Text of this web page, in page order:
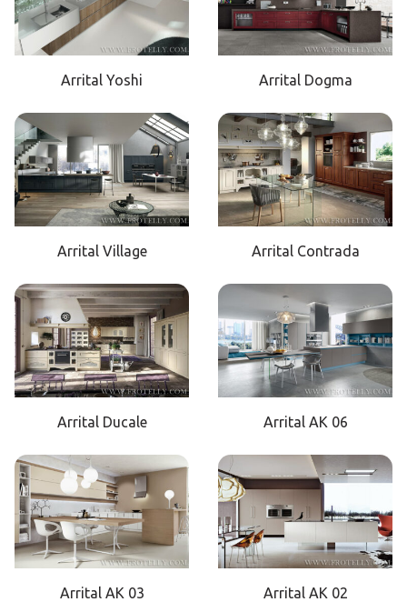
Arrital Yoshi Arrital Dogma
Arrital Village Arrital Contrada
Arrital Ducale Arrital AK 06
Arrital AK 03 Arrital AK 02